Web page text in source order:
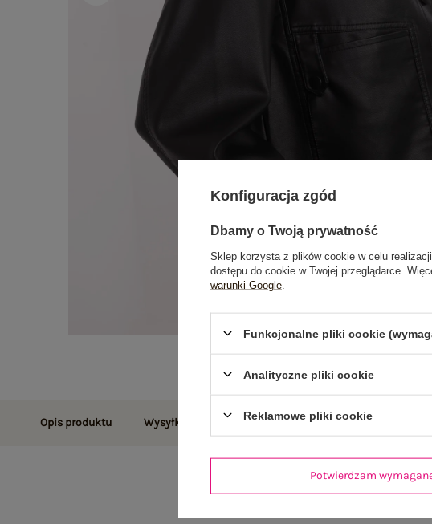
Opis produktu Wysyłka i dostawa Zwroty i reklamacje
Konfiguracja zgód
Dbamy o Twoją prywatność
Sklep korzysta z plików cookie w celu realizacji
dostępu do cookie w Twojej przeglądarce.
warunki Google
Funkcjonalne pliki cookie
Analityczne pliki cookie
Reklamowe pliki cookie
Potwierdzam